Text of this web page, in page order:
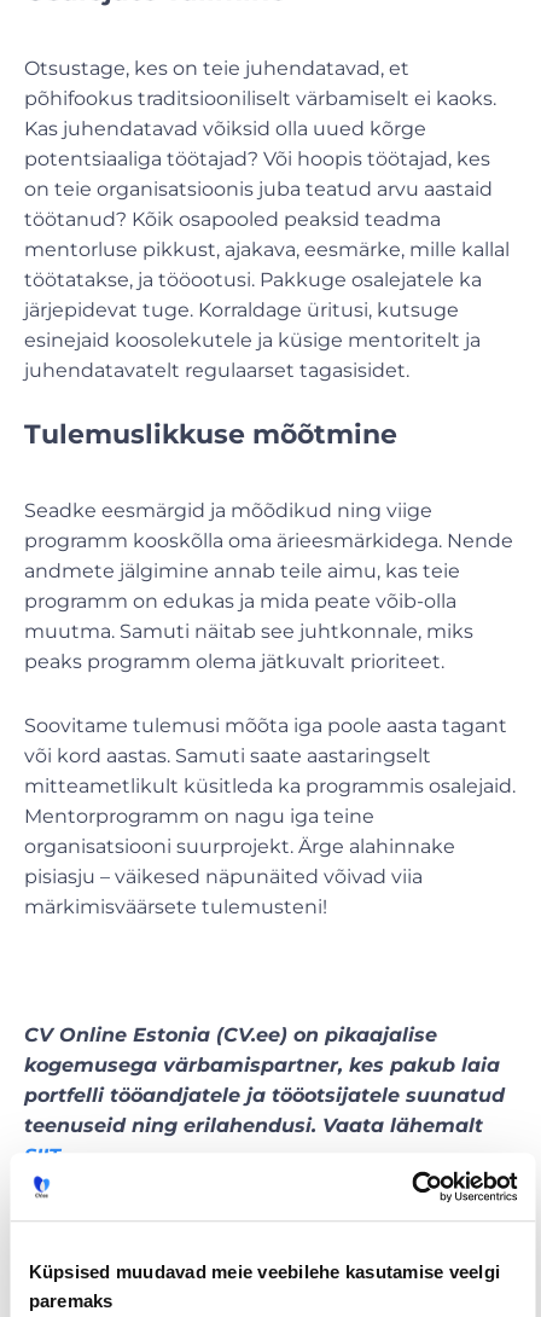
Küpsised muudavad meie veebilehe kasutamise veelgi
paremaks
Otsustage, kes on teie juhendatavad, et
põhifookus traditsiooniliselt värbamiselt ei kaoks.
Kas juhendatavad võiksid olla uued kõrge
potentsiaaliga töötajad? Või hoopis töötajad, kes
on teie organisatsioonis juba teatud arvu aastaid
töötanud? Kõik osapooled peaksid teadma
mentorluse pikkust, ajakava, eesmärke, mille kallal
töötatakse, ja tööootusi. Pakkuge osalejatele ka
järjepidevat tuge. Korraldage üritusi, kutsuge
esinejaid koosolekutele ja küsige mentoritelt ja
juhendatavatelt regulaarset tagasisidet.
Tulemuslikkuse mõõtmine
Seadke eesmärgid ja mõõdikud ning viige
programm kooskõlla oma ärieesmärkidega. Nende
andmete jälgimine annab teile aimu, kas teie
programm on edukas ja mida peate võib-olla
muutma. Samuti näitab see juhtkonnale, miks
peaks programm olema jätkuvalt prioriteet.
Soovitame tulemusi mõõta iga poole aasta tagant
või kord aastas. Samuti saate aastaringselt
mitteametlikult küsitleda ka programmis osalejaid.
Mentorprogramm on nagu iga teine
organisatsiooni suurprojekt. Ärge alahinnake
pisiasju – väikesed näpunäited võivad viia
märkimisväärsete tulemusteni!
CV Online Estonia (CV.ee) on pikaajalise
kogemusega värbamispartner, kes pakub laia
portfelli tööandjatele ja tööotsijatele suunatud
teenuseid ning erilahendusi. Vaata lähemalt
SIIT.
Tööpakkumised € Avaliku
palgaga töö
Kaugtöö ja
kodukontor